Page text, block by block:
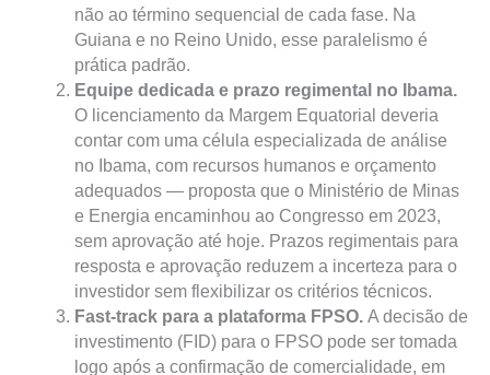
não ao término sequencial de cada fase. Na
Guiana e no Reino Unido, esse paralelismo é
prática padrão.
Equipe dedicada e prazo regimental no Ibama.
O licenciamento da Margem Equatorial deveria
contar com uma célula especializada de análise
no Ibama, com recursos humanos e orçamento
adequados — proposta que o Ministério de Minas
e Energia encaminhou ao Congresso em 2023,
sem aprovação até hoje. Prazos regimentais para
resposta e aprovação reduzem a incerteza para o
investidor sem flexibilizar os critérios técnicos.
Fast-track para a plataforma FPSO. A decisão de
investimento (FID) para o FPSO pode ser tomada
logo após a confirmação de comercialidade, em